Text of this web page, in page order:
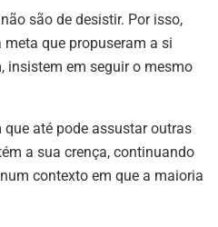
são de desistir. Por isso,
que propuseram a si
insistem em seguir o mesmo
até pode assustar outras
a sua crença, continuando
contexto em que a maioria